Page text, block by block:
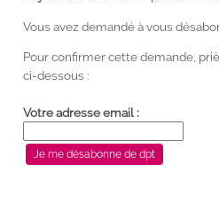
Vous avez demandé à vous
Pour confirmer cette demande,
ci-dessous :
Votre adresse email :